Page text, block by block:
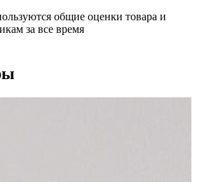
общие оценки товара и
за все время